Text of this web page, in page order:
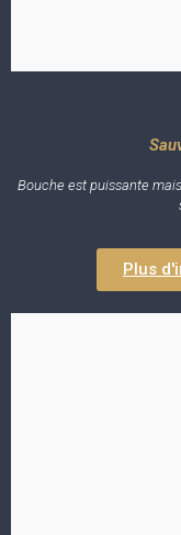
Bouche est puissante
Plus